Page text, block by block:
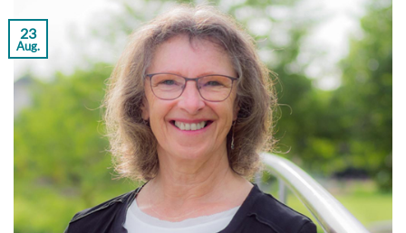
23
Aug.